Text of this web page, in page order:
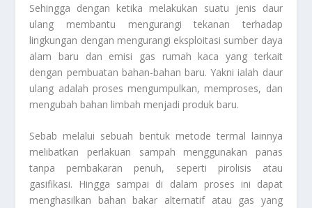
Sehingga dengan ketika melakukan suatu jenis daur
ulang membantu mengurangi tekanan terhadap
lingkungan dengan mengurangi eksploitasi sumber daya
alam baru dan emisi gas rumah kaca yang terkait
dengan pembuatan bahan-bahan baru. Yakni ialah daur
ulang adalah proses mengumpulkan, memproses, dan
mengubah bahan limbah menjadi produk baru.
Sebab melalui sebuah bentuk metode termal lainnya
melibatkan perlakuan sampah menggunakan panas
tanpa pembakaran penuh, seperti pirolisis atau
gasifikasi. Hingga sampai di dalam proses ini dapat
menghasilkan bahan bakar alternatif atau gas yang